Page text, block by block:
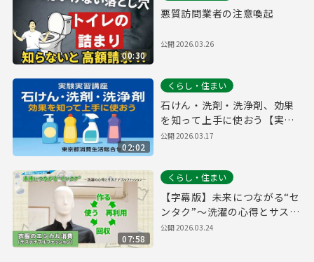
00:30
悪質訪問業者の注意喚起
公開2026.03.26
02:02
くらし・住まい
石けん・洗剤・洗浄剤、効果
を知って上手に使おう【実験
実習講座より】
公開2026.03.17
07:58
くらし・住まい
【字幕版】未来につながる“セ
ンタク”～洗濯の心得とサステ
ナブルファッション～【衣類
公開2026.03.24